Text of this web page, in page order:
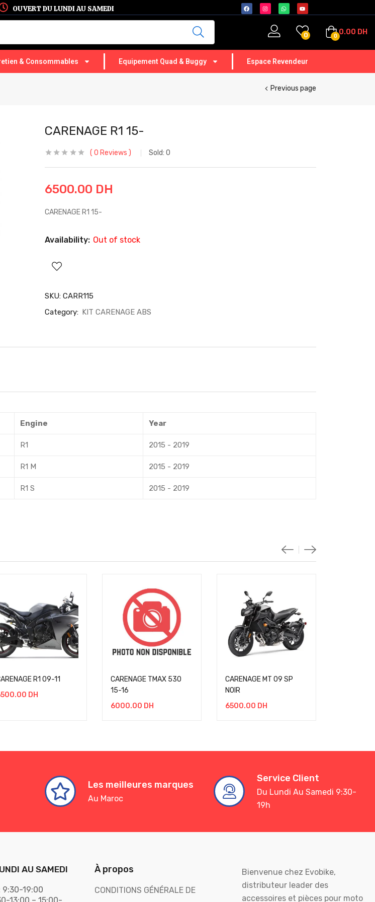
OUVERT DU LUNDI AU SAMEDI
0 0 0.00 DH
& Consommables Equipement Quad & Buggy Espace Revendeur
Previous page
CARENAGE R1 15-
0 Reviews Sold: 0
6500.00 DH
CARENAGE R1 15-
Availability: Out of stock
SKU: CARR115
Category: KIT CARENAGE ABS
Engine Year
R1 2015 - 2019
R1 M 2015 - 2019
R1 S 2015 - 2019
R1 09-11
DH
CARENAGE TMAX 530
15-16
6000.00 DH
CARENAGE MT 09 SP
NOIR
6500.00 DH
Les meilleures marques
Au Maroc
Service Client
Du Lundi Au Samedi 9:30-
19h
AU SAMEDI
19:00
À propos
CONDITIONS GÉNÉRALE DE
Bienvenue chez Evobike,
distributeur leader des
accessoires et pièces pour moto